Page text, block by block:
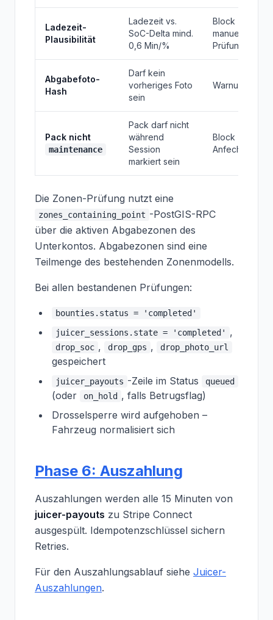
Ladezeit-
Plausibilität
Ladezeit vs.
SoC-Delta mind.
0,6 Min/%
Block +
manuelle
Prüfung
Abgabefoto-
Hash
Darf kein
vorheriges Foto
sein
Warnung, +20
Pack nicht
maintenance
Pack darf nicht
während
Session
markiert sein
Block +
Anfechtung
Die Zonen-Prüfung nutzt eine
zones_containing_point -PostGIS-RPC
über die aktiven Abgabezonen des
Unterkontos. Abgabezonen sind eine
Teilmenge des bestehenden Zonenmodells.
Bei allen bestandenen Prüfungen:
bounties.status = 'completed'
juicer_sessions.state = 'completed'
,
drop_soc , drop_gps , drop_photo_url
gespeichert
juicer_payouts -Zeile im Status queued
(oder on_hold , falls Betrugsflag)
Drosselsperre wird aufgehoben –
Fahrzeug normalisiert sich
Phase 6: Auszahlung
Auszahlungen werden alle 15 Minuten von
juicer-payouts zu Stripe Connect
ausgespült. Idempotenzschlüssel sichern
Retries.
Für den Auszahlungsablauf siehe Juicer-
Auszahlungen.